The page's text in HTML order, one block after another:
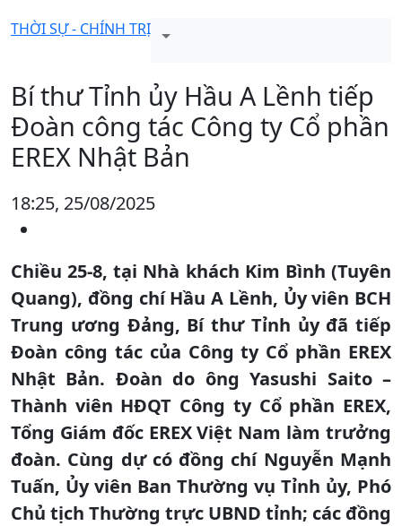
THỜI SỰ - CHÍNH TRỊ
Bí thư Tỉnh ủy Hầu A Lềnh tiếp
Đoàn công tác Công ty Cổ phần
EREX Nhật Bản
18:25, 25/08/2025
Chiều 25-8, tại Nhà khách Kim Bình (Tuyên
Quang), đồng chí Hầu A Lềnh, Ủy viên BCH
Trung ương Đảng, Bí thư Tỉnh ủy đã tiếp
Đoàn công tác của Công ty Cổ phần EREX
Nhật Bản. Đoàn do ông Yasushi Saito –
Thành viên HĐQT Công ty Cổ phần EREX,
Tổng Giám đốc EREX Việt Nam làm trưởng
đoàn. Cùng dự có đồng chí Nguyễn Mạnh
Tuấn, Ủy viên Ban Thường vụ Tỉnh ủy, Phó
Chủ tịch Thường trực UBND tỉnh; các đồng